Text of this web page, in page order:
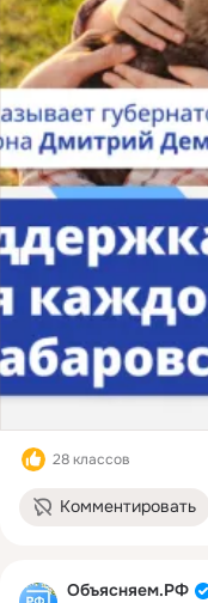
28 классов
Комментировать
Объясняем.РФ